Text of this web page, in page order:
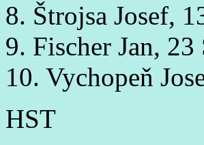
8. Štrojsa Josef,
9. Fischer Jan,
10. Vychopeň
HST